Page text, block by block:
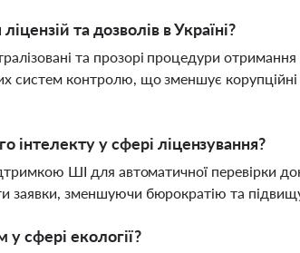
та дозволів в Україні?
та прозорі процедури отримання
систем контролю, що зменшує корупційні
у сфері ліцензування?
ШІ для автоматичної перевірки
заявки, зменшуючи бюрократію та
сфері екології?